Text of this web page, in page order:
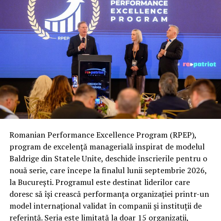
bună.
Roxana Maftei, fondatoarea Farmaciei Tei declară: ”Ne-
am atins obiectivele stabilite, obținând o creștere
semnificativă a productivității angajaților, și anume: de
la 60 produse procesate per operator înainte de
implementare, la 280-300 de produse cu sistemul
robotizat GreyOrange, estimând o recuperare a
investiției în mai puțin de 3 ani. În prezent, avem o
vizibilitate și un control mult mai bune pentru toate
procesele logistice interne, ceea ce ne permite să
continuăm cu încredere planul de extindere al
companiei.”
Conform unui raport recent Gartner, în mai puțin de
cinci ani, aproximativ jumătate dintre companii va
adopta o formă de roboți pentru intralogistică și
majoritatea va opera o flotă heterogenă de roboți. Cu
Romanian Performance Excellence Program (RPEP),
program de excelență managerială inspirat de modelul
Baldrige din Statele Unite, deschide înscrierile pentru o
nouă serie, care începe la finalul lunii septembrie 2026,
la București. Programul este destinat liderilor care
doresc să își crească performanța organizației printr-un
model internațional validat în companii și instituții de
referință. Seria este limitată la doar 15 organizații,